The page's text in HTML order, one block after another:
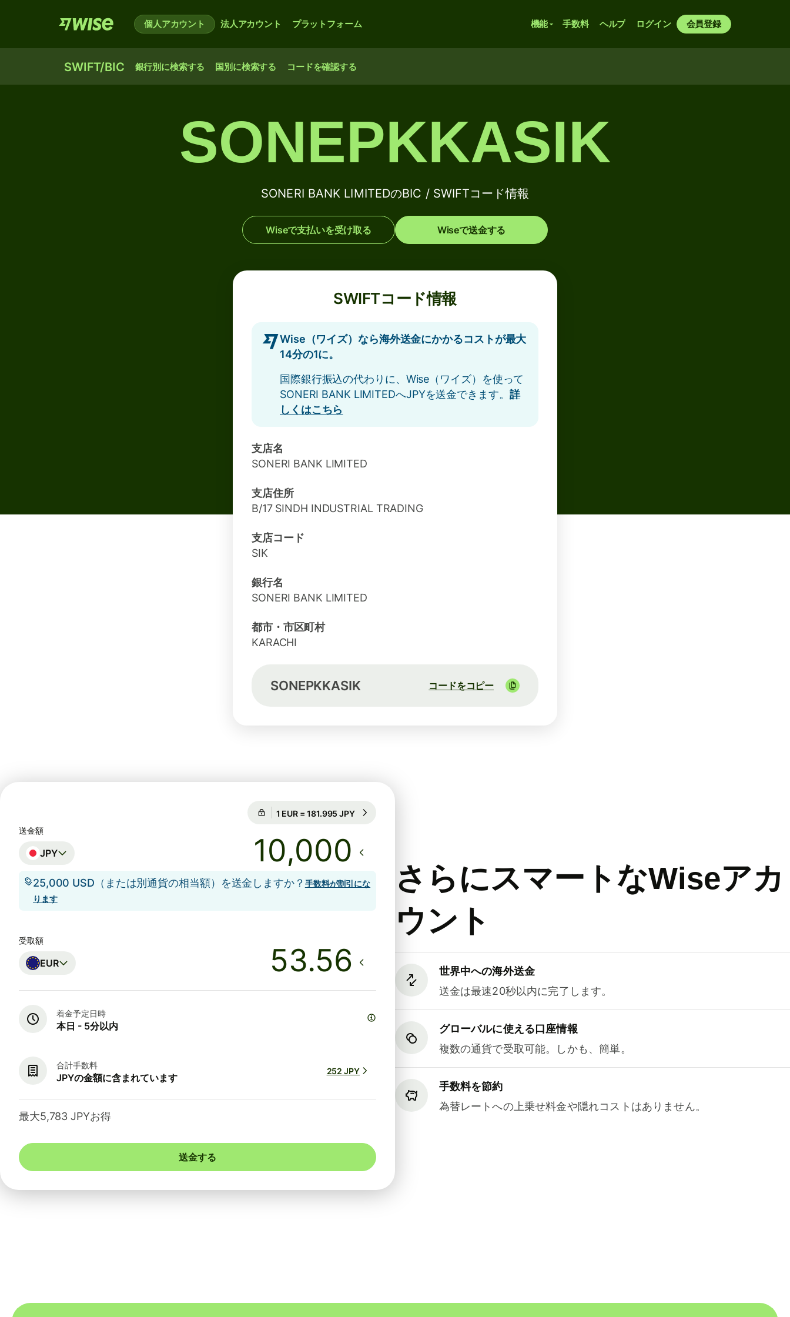
個人アカウント 法人アカウント プラットフォーム 機能 手数料 ヘルプ ログイン 会員登録
SWIFT/BIC 銀行別に検索する 国別に検索する コードを確認する
SONEPKKASIK
SONERI BANK LIMITEDのBIC / SWIFTコード情報
Wiseで支払いを受け取る Wiseで送金する
SWIFTコード情報
Wise（ワイズ）なら海外送金にかかるコストが最大
14分の1に。
国際銀行振込の代わりに、Wise（ワイズ）を使って
SONERI BANK LIMITEDへJPYを送金できます。 詳
しくはこちら
支店名
SONERI BANK LIMITED
支店住所
B/17 SINDH INDUSTRIAL TRADING
支店コード
SIK
銀行名
SONERI BANK LIMITED
都市・市区町村
KARACHI
SONEPKKASIK コードをコピー
さらにスマートなWiseアカ
ウント
世界中への海外送金
送金は最速20秒以内に完了します。
グローバルに使える口座情報
複数の通貨で受取可能。しかも、簡単。
手数料を節約
為替レートへの上乗せ料金や隠れコストはありません。
63時間のレート保証
送金額
JPY
25,000 USD（または別通貨の相当額）を送金しますか？ 手数料が割引にな
ります
受取額
EUR
着金予定日時
本日 - 5分以内
合計手数料
JPYの金額に含まれています
252 JPY
最大5,783 JPYお得
送金する